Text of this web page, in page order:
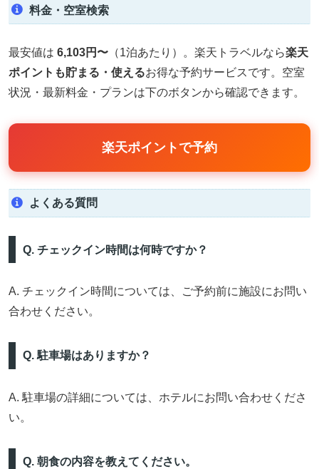
料金・空室検索
最安値は 6,103円〜 （1泊あたり）。楽天トラベルなら楽天
ポイントも貯まる・使えるお得な予約サービスです。空室
状況・最新料金・プランは下のボタンから確認できます。
楽天ポイントで予約
よくある質問
Q. チェックイン時間は何時ですか？
A. チェックイン時間については、ご予約前に施設にお問い
合わせください。
Q. 駐車場はありますか？
A. 駐車場の詳細については、ホテルにお問い合わせくださ
い。
Q. 朝食の内容を教えてください。